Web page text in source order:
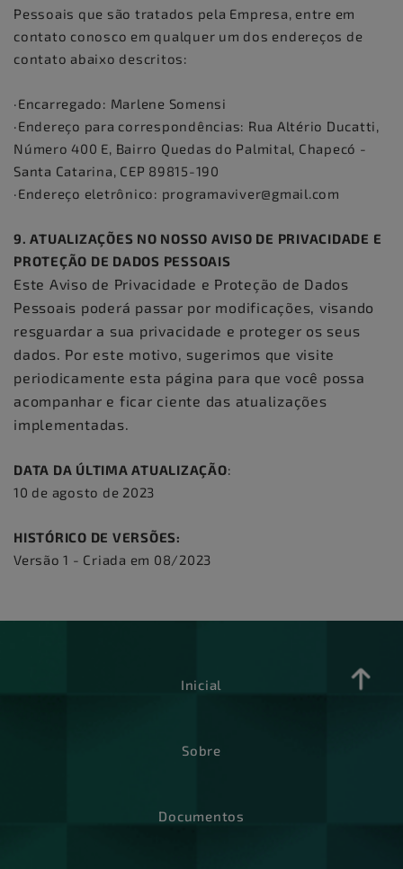
Pessoais que são tratados pela Empresa, entre em
contato conosco em qualquer um dos endereços de
contato abaixo descritos:
·Encarregado: Marlene Somensi
·Endereço para correspondências: Rua Altério Ducatti,
Número 400 E, Bairro Quedas do Palmital, Chapecó -
Santa Catarina, CEP 89815-190
·Endereço eletrônico: programaviver@gmail.com
9. ATUALIZAÇÕES NO NOSSO AVISO DE PRIVACIDADE E
PROTEÇÃO DE DADOS PESSOAIS
Este Aviso de Privacidade e Proteção de Dados
Pessoais poderá passar por modificações, visando
resguardar a sua privacidade e proteger os seus
dados. Por este motivo, sugerimos que visite
periodicamente esta página para que você possa
acompanhar e ficar ciente das atualizações
implementadas.
DATA DA ÚLTIMA ATUALIZAÇÃO:
10 de agosto de 2023
HISTÓRICO DE VERSÕES:
Versão 1 - Criada em 08/2023
Inicial
Sobre
Documentos